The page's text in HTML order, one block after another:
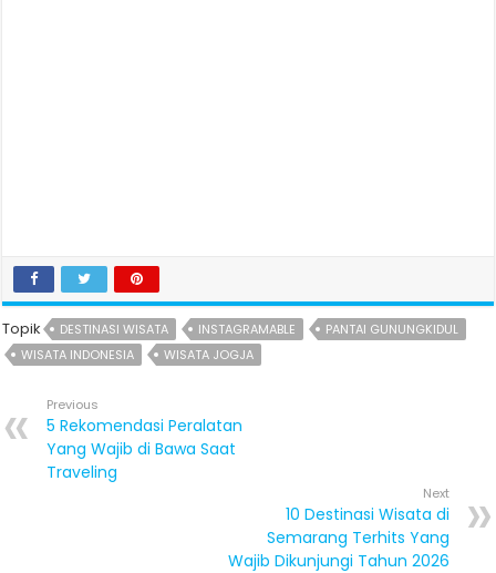
Topik DESTINASI WISATA INSTAGRAMABLE
PANTAI GUNUNGKIDUL
WISATA INDONESIA
WISATA JOGJA
Previous
5 Rekomendasi Peralatan
Yang Wajib di Bawa Saat
Traveling
Next
10 Destinasi Wisata di
Semarang Terhits Yang
Wajib Dikunjungi Tahun 2026